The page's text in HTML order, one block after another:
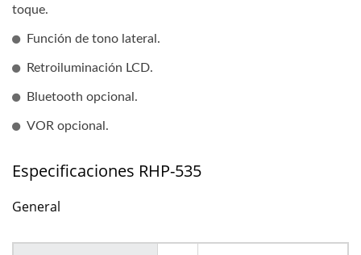
toque.
Función de tono lateral.
Retroiluminación LCD.
Bluetooth opcional.
VOR opcional.
Especificaciones RHP-535
General